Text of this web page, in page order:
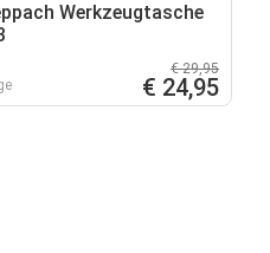
Werkzeugtasche
€ 29,95
€ 24,95